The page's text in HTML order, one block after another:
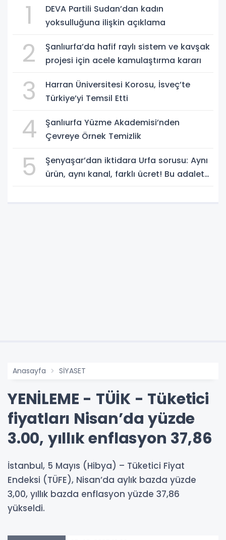
1
DEVA Partili Sudan’dan kadın
yoksulluğuna ilişkin açıklama
2
Şanlıurfa’da hafif raylı sistem ve kavşak
projesi için acele kamulaştırma kararı
3
Harran Üniversitesi Korosu, İsveç’te
Türkiye’yi Temsil Etti
4
Şanlıurfa Yüzme Akademisi’nden
Çevreye Örnek Temizlik
5
Şenyaşar’dan iktidara Urfa sorusu: Aynı
ürün, aynı kanal, farklı ücret! Bu adalet
Anasayfa SİYASET
YENİLEME - TÜİK - Tüketici
fiyatları Nisan’da yüzde
3.00, yıllık enflasyon 37,86
İstanbul, 5 Mayıs (Hibya) – Tüketici Fiyat
Endeksi (TÜFE), Nisan’da aylık bazda yüzde
3,00, yıllık bazda enflasyon yüzde 37,86
yükseldi.